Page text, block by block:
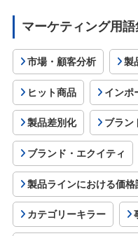
マーケティング用語
市場・顧客分析 製
ヒット商品 インポ
製品差別化 ブラン
ブランド・エクイティ
製品ラインにおける価格
カテゴリーキラー